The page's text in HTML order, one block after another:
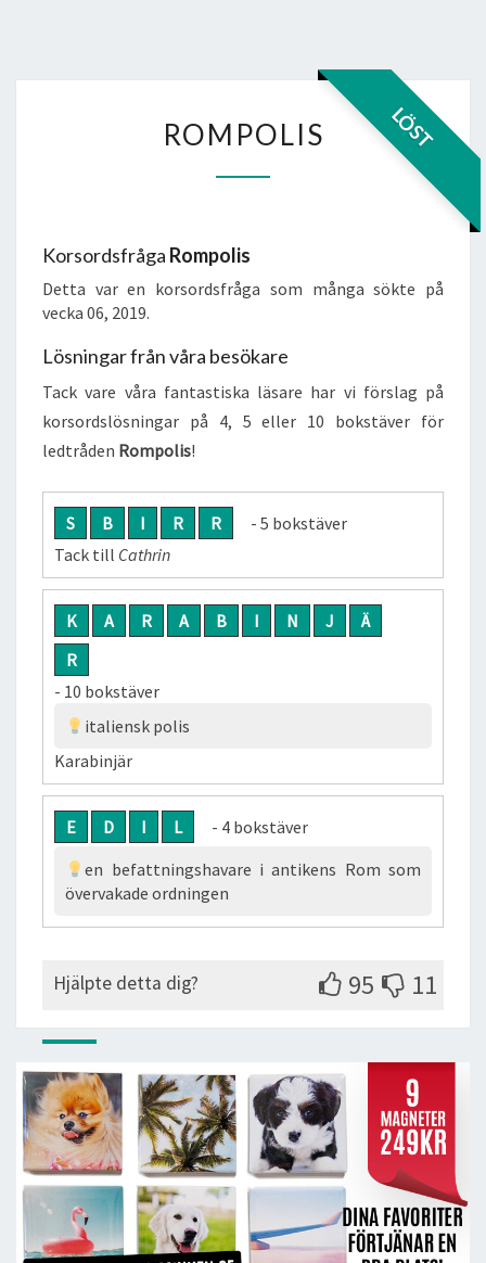
LÖST
ROMPOLIS
Korsordsfråga Rompolis
Detta var en korsordsfråga som många sökte på
vecka 06, 2019.
Lösningar från våra besökare
Tack vare våra fantastiska läsare har vi förslag på
korsordslösningar på 4, 5 eller 10 bokstäver för
ledtråden Rompolis!
S B I R R
- 5 bokstäver
Tack till Cathrin
K A R A B I N J
Ä
R
- 10 bokstäver
italiensk polis
Karabinjär
E D I L
- 4 bokstäver
en befattningshavare i antikens Rom som
övervakade ordningen
Hjälpte detta dig? 95 11